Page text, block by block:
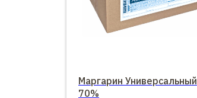
Маргарин Универсальный
70%